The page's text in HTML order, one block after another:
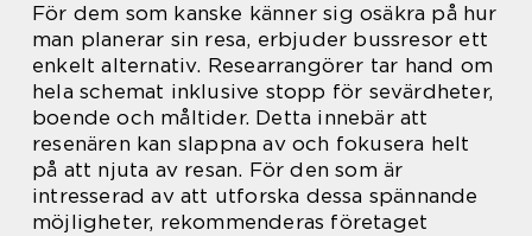
För dem som kanske känner sig osäkra på hur
man planerar sin resa, erbjuder bussresor ett
enkelt alternativ. Researrangörer tar hand om
hela schemat inklusive stopp för sevärdheter,
boende och måltider. Detta innebär att
resenären kan slappna av och fokusera helt
på att njuta av resan. För den som är
intresserad av att utforska dessa spännande
möjligheter, rekommenderas företaget